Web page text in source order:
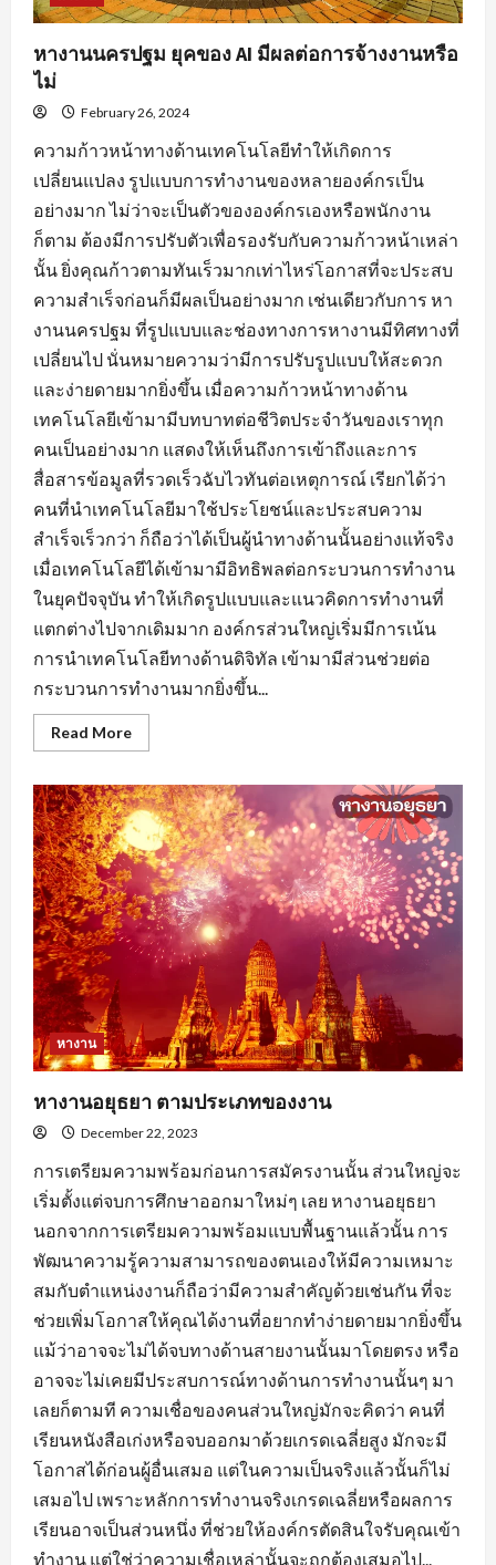
หางานนครปฐม ยุคของ AI มีผลต่อการจ้างงานหรือ
ไม่
February 26, 2024
ความก้าวหน้าทางด้านเทคโนโลยีทำให้เกิดการ
เปลี่ยนแปลง รูปแบบการทำงานของหลายองค์กรเป็น
อย่างมาก ไม่ว่าจะเป็นตัวขององค์กรเองหรือพนักงาน
ก็ตาม ต้องมีการปรับตัวเพื่อรองรับกับความก้าวหน้าเหล่า
นั้น ยิ่งคุณก้าวตามทันเร็วมากเท่าไหร่โอกาสที่จะประสบ
ความสำเร็จก่อนก็มีผลเป็นอย่างมาก เช่นเดียวกับการ หา
งานนครปฐม ที่รูปแบบและช่องทางการหางานมีทิศทางที่
เปลี่ยนไป นั่นหมายความว่ามีการปรับรูปแบบให้สะดวก
และง่ายดายมากยิ่งขึ้น เมื่อความก้าวหน้าทางด้าน
เทคโนโลยีเข้ามามีบทบาทต่อชีวิตประจำวันของเราทุก
คนเป็นอย่างมาก แสดงให้เห็นถึงการเข้าถึงและการ
สื่อสารข้อมูลที่รวดเร็วฉับไวทันต่อเหตุการณ์ เรียกได้ว่า
คนที่นำเทคโนโลยีมาใช้ประโยชน์และประสบความ
สำเร็จเร็วกว่า ก็ถือว่าได้เป็นผู้นำทางด้านนั้นอย่างแท้จริง
เมื่อเทคโนโลยีได้เข้ามามีอิทธิพลต่อกระบวนการทำงาน
ในยุคปัจจุบัน ทำให้เกิดรูปแบบและแนวคิดการทำงานที่
แตกต่างไปจากเดิมมาก องค์กรส่วนใหญ่เริ่มมีการเน้น
การนำเทคโนโลยีทางด้านดิจิทัล เข้ามามีส่วนช่วยต่อ
กระบวนการทำงานมากยิ่งขึ้น...
Read MoreRead
more
งาน
นครปฐม
ยุค
ของ
AI
มี
ผล
ต่อ
การ
จ้าง
งาน
หรือ
หางาน
หางานอยุธยา ตามประเภทของงาน
December 22, 2023
การเตรียมความพร้อมก่อนการสมัครงานนั้น ส่วนใหญ่จะ
เริ่มตั้งแต่จบการศึกษาออกมาใหม่ๆ เลย หางานอยุธยา
นอกจากการเตรียมความพร้อมแบบพื้นฐานแล้วนั้น การ
พัฒนาความรู้ความสามารถของตนเองให้มีความเหมาะ
สมกับตำแหน่งงานก็ถือว่ามีความสำคัญด้วยเช่นกัน ที่จะ
ช่วยเพิ่มโอกาสให้คุณได้งานที่อยากทำง่ายดายมากยิ่งขึ้น
แม้ว่าอาจจะไม่ได้จบทางด้านสายงานนั้นมาโดยตรง หรือ
อาจจะไม่เคยมีประสบการณ์ทางด้านการทำงานนั้นๆ มา
เลยก็ตามที ความเชื่อของคนส่วนใหญ่มักจะคิดว่า คนที่
เรียนหนังสือเก่งหรือจบออกมาด้วยเกรดเฉลี่ยสูง มักจะมี
โอกาสได้ก่อนผู้อื่นเสมอ แต่ในความเป็นจริงแล้วนั้นก็ไม่
เสมอไป เพราะหลักการทำงานจริงเกรดเฉลี่ยหรือผลการ
เรียนอาจเป็นส่วนหนึ่ง ที่ช่วยให้องค์กรตัดสินใจรับคุณเข้า
ทำงาน แต่ใช่ว่าความเชื่อเหล่านั้นจะถูกต้องเสมอไป...